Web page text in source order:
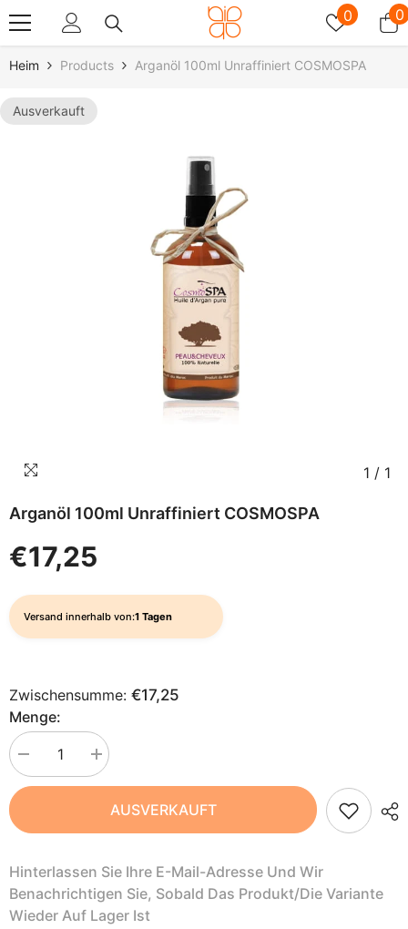
0 00
Heim Products Arganöl 100ml Unraffiniert COSMOSPA
Ausverkauft
1 / 1
Arganöl 100ml Unraffiniert COSMOSPA
€17,25
Versand innerhalb von:1 Tagen
Zwischensumme: €17,25
Menge:
verringern
für
unraffiniert
Menge
erhöhen
für
Arganöl
100ml
AUSVERKAUFT
Hinterlassen Sie Ihre E-Mail-Adresse Und Wir
Benachrichtigen Sie, Sobald Das Produkt/die Variante
Wieder Auf Lager Ist